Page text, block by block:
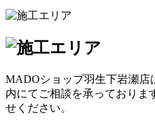
MADOショップ羽生下岩瀬店
内にてご相談を承っておりま
せください。